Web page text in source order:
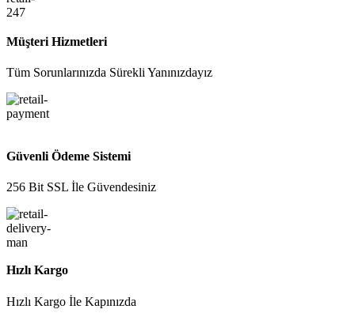
Müşteri Hizmetleri
Tüm Sorunlarınızda Sürekli Yanınızdayız
Güvenli Ödeme Sistemi
256 Bit SSL İle Güvendesiniz
Hızlı Kargo
Hızlı Kargo İle Kapınızda